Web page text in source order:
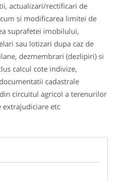
actualizari/rectificari de
si modificarea limitei de
suprafetei imobilului,
sau lotizari dupa caz de
dezmembrari (dezlipiri) si
calcul cote indivize,
cadastrale
circuitul agricol a terenurilor
extrajudiciare etc